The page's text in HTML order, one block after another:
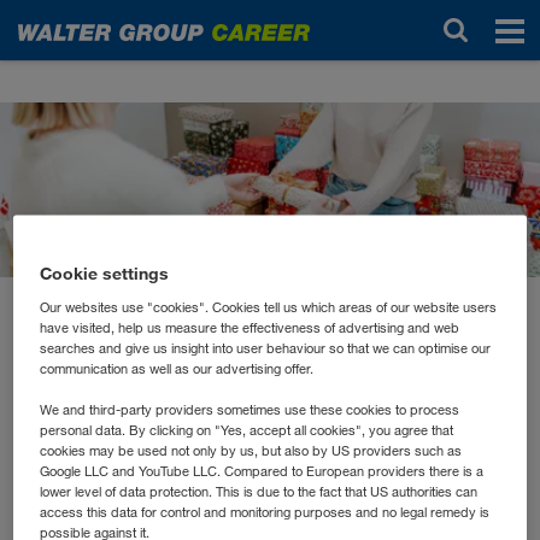
Noticias
diciembre 2024
Gemeinsam Freude
schenken: Unser Beitrag zu
Weihnachten
Zu Weihnachten möchten wir nicht nur feiern,
Cookie settings
Our websites use "cookies". Cookies tell us which areas of our website users
have visited, help us measure the effectiveness of advertising and web
searches and give us insight into user behaviour so that we can optimise our
communication as well as our advertising offer.
We and third-party providers sometimes use these cookies to process
personal data. By clicking on "Yes, accept all cookies", you agree that
cookies may be used not only by us, but also by US providers such as
Google LLC and YouTube LLC. Compared to European providers there is a
lower level of data protection. This is due to the fact that US authorities can
access this data for control and monitoring purposes and no legal remedy is
possible against it.